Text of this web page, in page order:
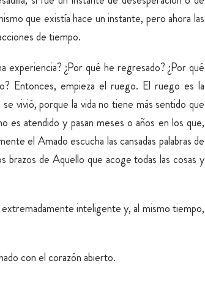
que existía hace un instante, pero ahora las
de tiempo.
¿Por qué he regresado? ¿Por qué
Entonces, empieza el ruego. El ruego es la
vivió, porque la vida no tiene más sentido que
atendido y pasan meses o años en los que,
el Amado escucha las cansadas palabras de
brazos de Aquello que acoge todas las cosas y
inteligente y, al mismo tiempo,
con el corazón abierto.